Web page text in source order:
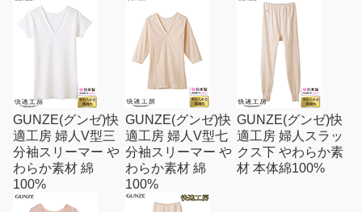
GUNZE(グンゼ)快
適工房 婦人V型三
分袖スリーマー や
わらか素材 綿
100%
GUNZE(グンゼ)快
適工房 婦人V型七
分袖スリーマー や
わらか素材 綿
100%
GUNZE(グンゼ)快
適工房 婦人スラッ
クス下 やわらか素
材 本体綿100%